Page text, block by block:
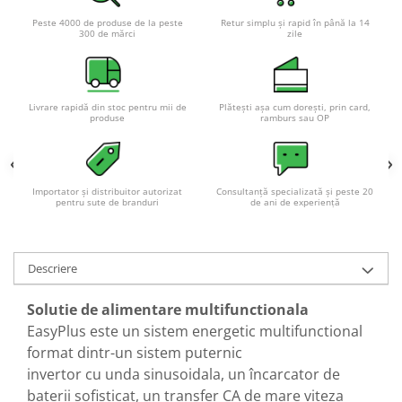
Acumulatori VRLA AGM/GEL /
Tractiune / LiFePo4
Baterii si acumulatori AGM VRLA
de 6-12 V
Acumulatori Moto, ATV
AGM
Deep Cycle - Tractiune/Semi-
Tractiune
Marine & Caravan
APC
Pachete acumulatori VRLA
Sisteme de management (BMS)
Peste 4000 de produse de la peste
300 de mărci
Retur simplu și rapid în până la 14
zile
Livrare rapidă din stoc pentru mii de
produse
Plătești așa cum dorești, prin card,
ramburs sau OP
Importator și distribuitor autorizat
pentru sute de branduri
Consultanță specializată și peste 20
de ani de experiență
Descriere
Solutie de alimentare multifunctionala
EasyPlus este un sistem energetic multifunctional
format dintr-un sistem puternic
invertor cu unda sinusoidala, un încarcator de
baterii sofisticat, un transfer CA de mare viteza